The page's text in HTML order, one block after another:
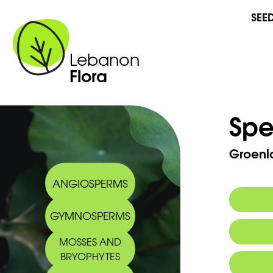
Lebanon
Flora
ANGIOSPERMS
GYMNOSPERMS
MOSSES AND
BRYOPHYTES